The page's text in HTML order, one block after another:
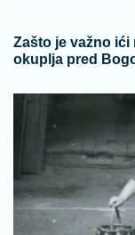
Zašto je važno
okuplja pred